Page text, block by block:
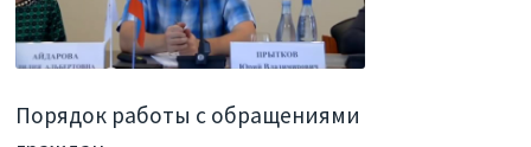
Порядок работы с обращениями